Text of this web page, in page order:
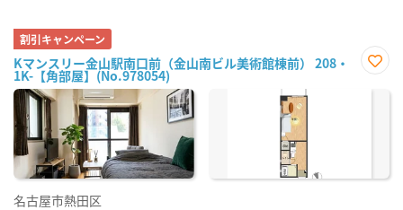
割引キャンペーン
Kマンスリー金山駅南口前（金山南ビル美術館棟前） 208・
1K-【角部屋】(No.978054)
に入
名古屋市熱田区